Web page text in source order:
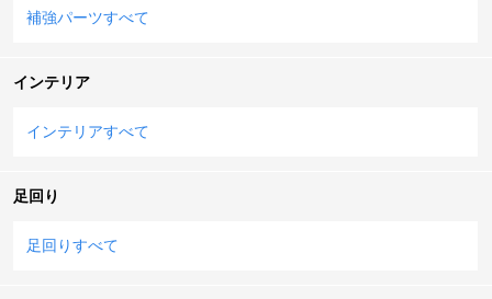
補強パーツすべて
インテリア
インテリアすべて
足回り
足回りすべて